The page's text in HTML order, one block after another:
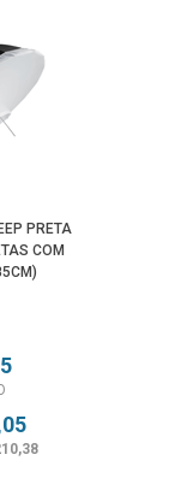
Preço
Preço
PRETA
COM